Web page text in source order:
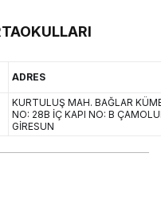
ADRES
KURTULUŞ MAH. BAĞLAR
NO: 28B İÇ KAPI NO: B
GİRESUN